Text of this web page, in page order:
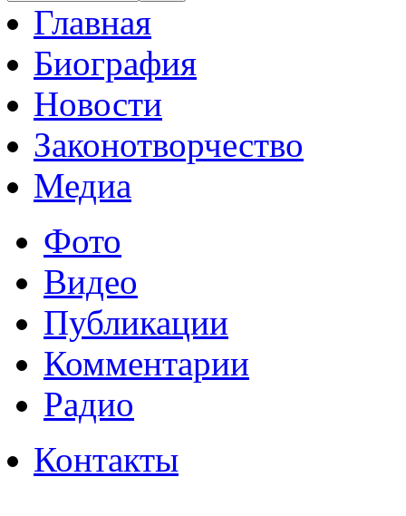
Главная
Биография
Новости
Законотворчество
Медиа
Фото
Видео
Публикации
Комментарии
Радио
Контакты